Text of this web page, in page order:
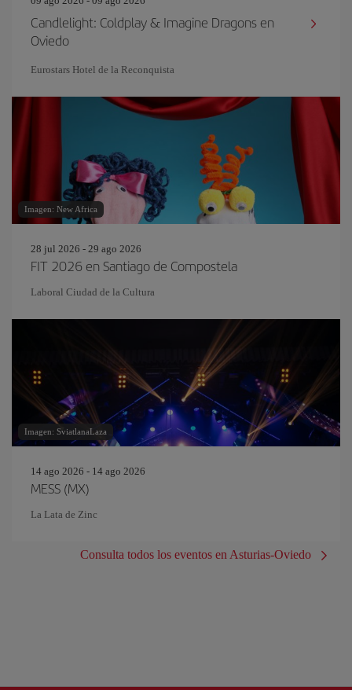
Candlelight: Coldplay & Imagine Dragons en
Oviedo
Eurostars Hotel de la Reconquista
Imagen: New Africa
28 jul 2026 - 29 ago 2026
FIT 2026 en Santiago de Compostela
Laboral Ciudad de la Cultura
Imagen: SviatlanaLaza
14 ago 2026 - 14 ago 2026
MESS (MX)
La Lata de Zinc
Consulta todos los eventos en Asturias-Oviedo